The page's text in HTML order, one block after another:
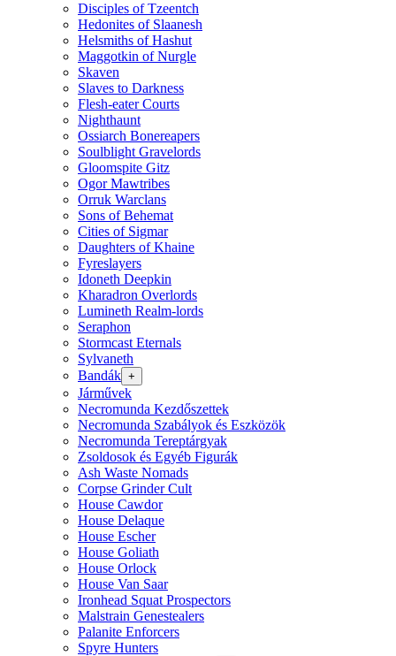
Disciples of Tzeentch
Hedonites of Slaanesh
Helsmiths of Hashut
Maggotkin of Nurgle
Skaven
Slaves to Darkness
Flesh-eater Courts
Nighthaunt
Ossiarch Bonereapers
Soulblight Gravelords
Gloomspite Gitz
Ogor Mawtribes
Orruk Warclans
Sons of Behemat
Cities of Sigmar
Daughters of Khaine
Fyreslayers
Idoneth Deepkin
Kharadron Overlords
Lumineth Realm-lords
Seraphon
Stormcast Eternals
Sylvaneth
Bandák +
Járművek
Necromunda Kezdőszettek
Necromunda Szabályok és Eszközök
Necromunda Tereptárgyak
Zsoldosok és Egyéb Figurák
Ash Waste Nomads
Corpse Grinder Cult
House Cawdor
House Delaque
House Escher
House Goliath
House Orlock
House Van Saar
Ironhead Squat Prospectors
Malstrain Genestealers
Palanite Enforcers
Spyre Hunters